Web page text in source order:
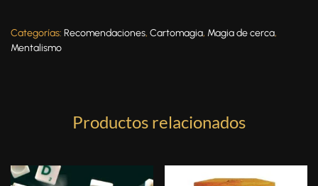
Categorías: Recomendaciones, Cartomagia, Magia de cerca,
Mentalismo
Productos relacionados